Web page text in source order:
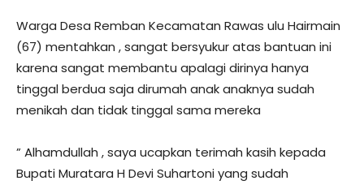
Warga Desa Remban Kecamatan Rawas ulu Hairmain
(67) mentahkan , sangat bersyukur atas bantuan ini
karena sangat membantu apalagi dirinya hanya
tinggal berdua saja dirumah anak anaknya sudah
menikah dan tidak tinggal sama mereka
” Alhamdullah , saya ucapkan terimah kasih kepada
Bupati Muratara H Devi Suhartoni yang sudah